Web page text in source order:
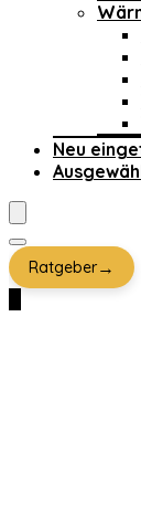
Neu
Ratgeber→